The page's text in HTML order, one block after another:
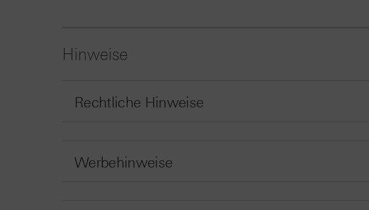
Hinweise
Rechtliche Hinweise
Werbehinweise